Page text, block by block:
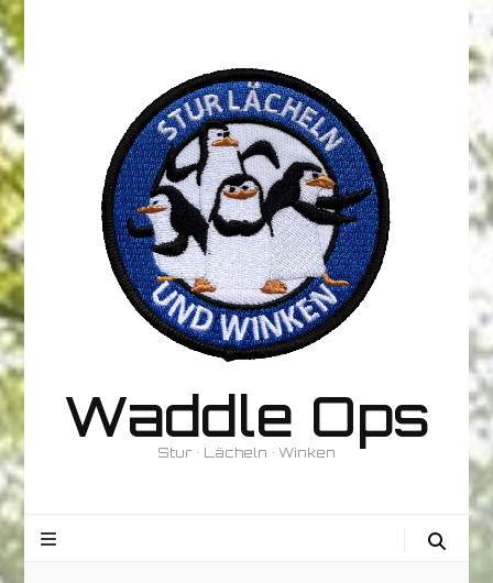
Waddle Ops
Stur • Lächeln • Winken